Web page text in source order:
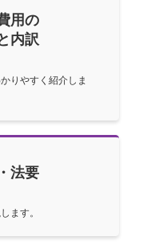
用の
内訳
りやすく紹介しま
法要
ます。